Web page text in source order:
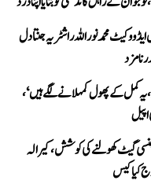
محمد نور اللہ راشٹریہ جنتا دل
نامزد
یہ کمل کے پھول کمہلانے لگے ہیں‘،
گیٹ کھولنے کی کوشش، کیرالہ
کیا کیس